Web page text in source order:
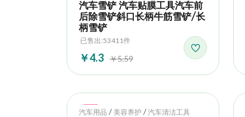
汽车雪铲 汽车贴膜工具汽车前
后除雪铲斜口长柄牛筋雪铲/长
柄雪铲
已售出:53411件
￥4.3 ￥5.59
Hot
汽车用品 / 美容养护 / 汽车清洁工具